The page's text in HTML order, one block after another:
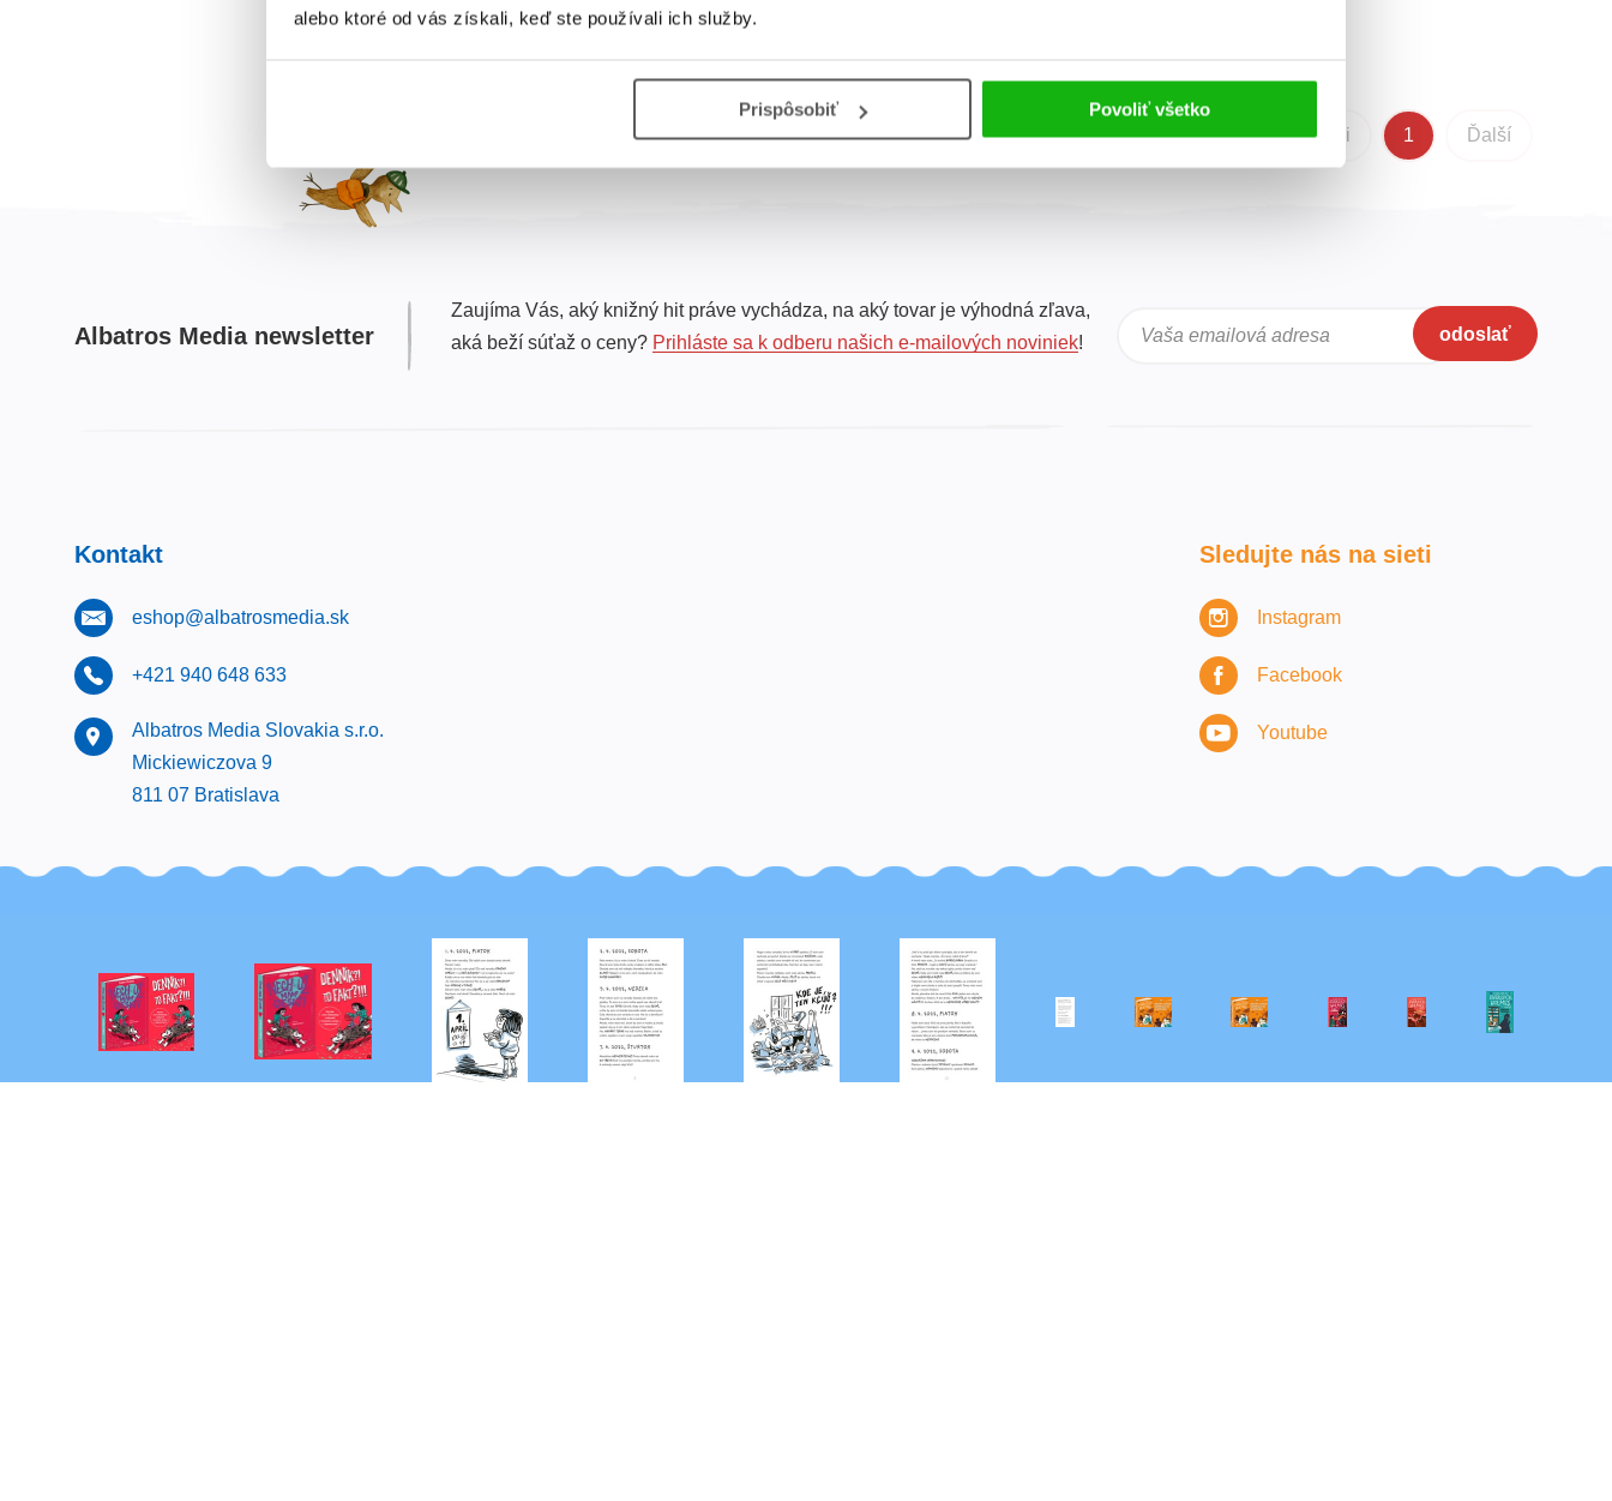
alebo ktoré od vás získali, keď ste používali ich služby.
Prispôsobiť Povoliť všetko
Tetyana Serhiyivna
Celkom kníh:1 Predchádzajúci 1 Ďalší
Albatros Media newsletter
Zaujíma Vás, aký knižný hit práve vychádza, na aký tovar je výhodná zľava,
aká beží súťaž o ceny? Prihláste sa k odberu našich e-mailových noviniek! Vaša emailová adresa odoslať
Kontakt
eshop@albatrosmedia.sk
+421 940 648 633
Albatros Media Slovakia s.r.o.
Mickiewiczova 9
811 07 Bratislava
Sledujte nás na sieti
Instagram
Facebook
Youtube